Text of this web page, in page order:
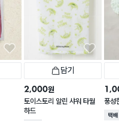
담기
2,000원
토이스토리 알린 샤워 타월
하드
풍성
택배